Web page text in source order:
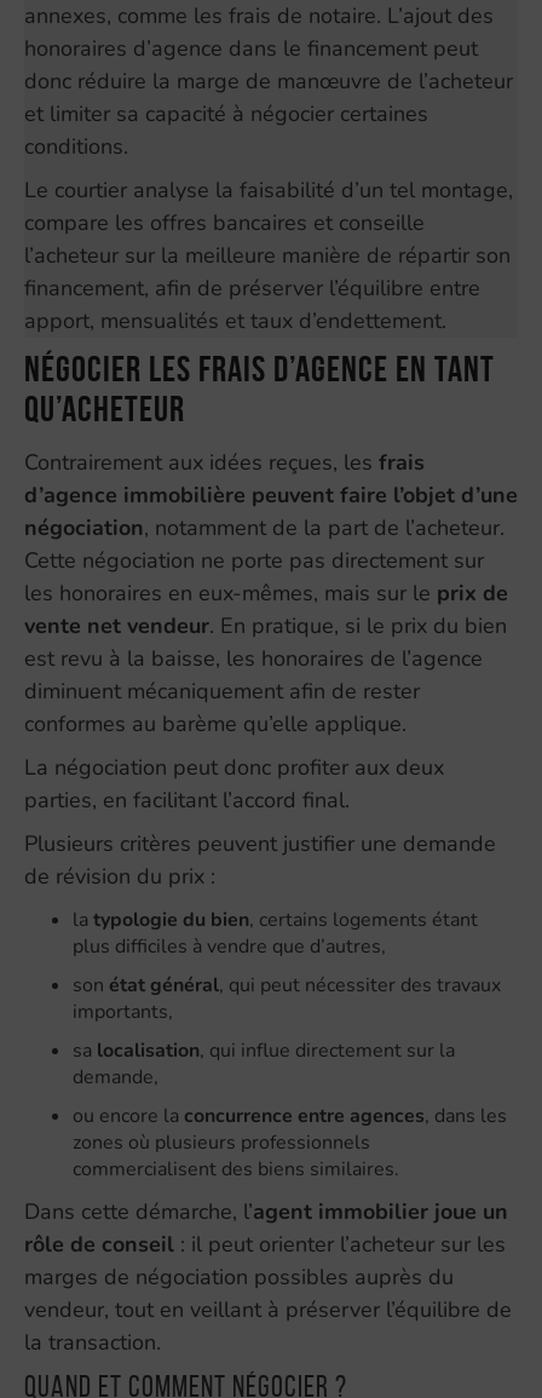
annexes, comme les frais de notaire. L’ajout des
honoraires d’agence dans le financement peut
donc réduire la marge de manœuvre de l’acheteur
et limiter sa capacité à négocier certaines
conditions.
Le courtier analyse la faisabilité d’un tel montage,
compare les offres bancaires et conseille
l’acheteur sur la meilleure manière de répartir son
financement, afin de préserver l’équilibre entre
apport, mensualités et taux d’endettement.
Négocier les frais d’agence en tant
qu’acheteur
Contrairement aux idées reçues, les frais
d’agence immobilière peuvent faire l’objet d’une
négociation, notamment de la part de l’acheteur.
Cette négociation ne porte pas directement sur
les honoraires en eux-mêmes, mais sur le prix de
vente net vendeur. En pratique, si le prix du bien
est revu à la baisse, les honoraires de l’agence
diminuent mécaniquement afin de rester
conformes au barème qu’elle applique.
La négociation peut donc profiter aux deux
parties, en facilitant l’accord final.
Plusieurs critères peuvent justifier une demande
de révision du prix :
la typologie du bien, certains logements étant
plus difficiles à vendre que d’autres,
son état général, qui peut nécessiter des travaux
importants,
sa localisation, qui influe directement sur la
demande,
ou encore la concurrence entre agences, dans les
zones où plusieurs professionnels
commercialisent des biens similaires.
Dans cette démarche, l’agent immobilier joue un
rôle de conseil : il peut orienter l’acheteur sur les
marges de négociation possibles auprès du
vendeur, tout en veillant à préserver l’équilibre de
la transaction.
Quand et comment négocier ?